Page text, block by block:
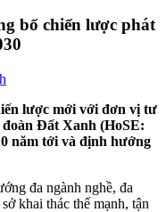
bố chiến lược phát
lược mới với đơn vị tư
Đất Xanh (HoSE:
năm tới và định hướng
đa ngành nghề, đa
khai thác thế mạnh, tận